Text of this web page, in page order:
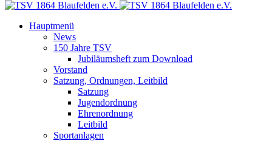
Hauptmenü
News
150 Jahre TSV
Jubiläumsheft zum Download
Vorstand
Satzung, Ordnungen, Leitbild
Satzung
Jugendordnung
Ehrenordnung
Leitbild
Sportanlagen